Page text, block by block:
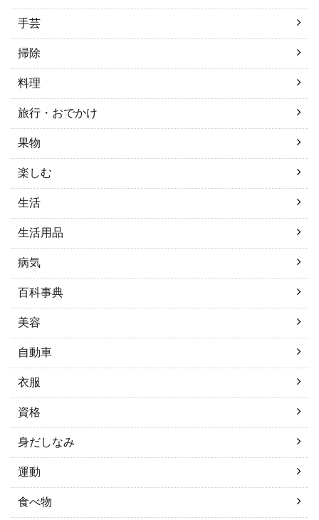
手芸
掃除
料理
旅行・おでかけ
果物
楽しむ
生活
生活用品
病気
百科事典
美容
自動車
衣服
資格
身だしなみ
運動
食べ物